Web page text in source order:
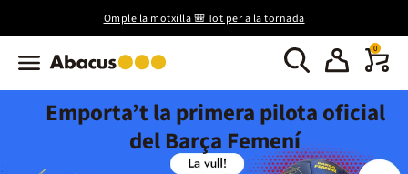
Omple la motxilla 🎒 Tot per a la tornada
0
Emporta’t la primera pilota oficial
del Barça Femení